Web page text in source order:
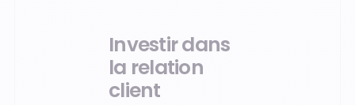
Investir dans
la relation
client